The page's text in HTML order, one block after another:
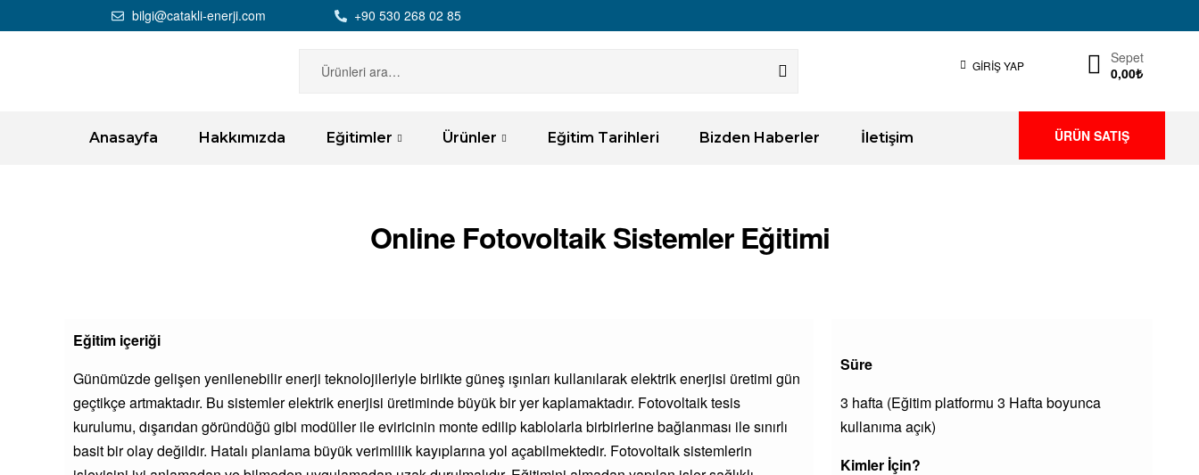
bilgi@catakli-enerji.com +90 530 268 02 85
GIRIŞ YAP
Sepet
0,00₺
Anasayfa Hakkımızda Eğitimler Ürünler Eğitim Tarihleri Bizden Haberler İletişim ÜRÜN SATIŞ
Online Fotovoltaik Sistemler Eğitimi
Eğitim içeriği
Günümüzde gelişen yenilenebilir enerji teknolojileriyle birlikte güneş ışınları kullanılarak elektrik enerjisi üretimi gün
geçtikçe artmaktadır. Bu sistemler elektrik enerjisi üretiminde büyük bir yer kaplamaktadır. Fotovoltaik tesis
kurulumu, dışarıdan göründüğü gibi modüller ile eviricinin monte edilip kablolarla birbirlerine bağlanması ile sınırlı
basit bir olay değildir. Hatalı planlama büyük verimlilik kayıplarına yol açabilmektedir. Fotovoltaik sistemlerin
Süre
3 hafta (Eğitim platformu 3 Hafta boyunca
kullanıma açık)
Kimler İçin?